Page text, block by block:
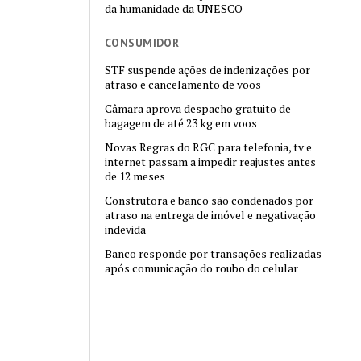
da humanidade da UNESCO
CONSUMIDOR
STF suspende ações de indenizações por
atraso e cancelamento de voos
Câmara aprova despacho gratuito de
bagagem de até 23 kg em voos
Novas Regras do RGC para telefonia, tv e
internet passam a impedir reajustes antes
de 12 meses
Construtora e banco são condenados por
atraso na entrega de imóvel e negativação
indevida
Banco responde por transações realizadas
após comunicação do roubo do celular